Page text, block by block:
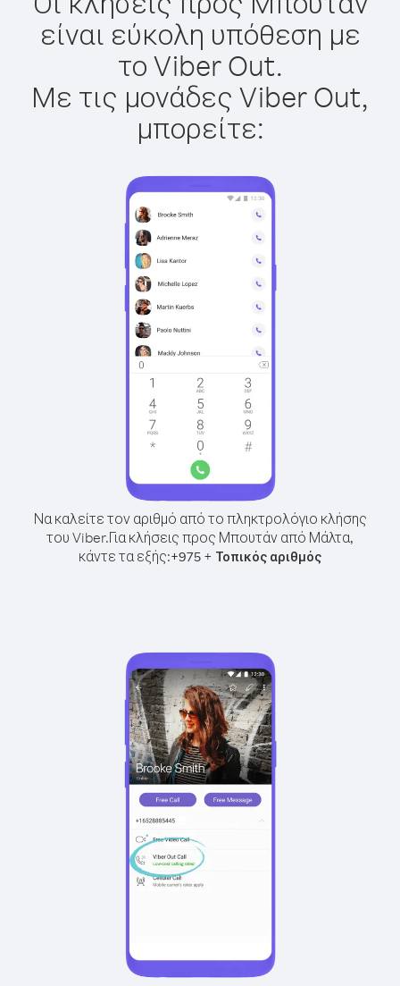
είναι εύκολη υπόθεση με
το Viber Out.
Με τις μονάδες Viber Out,
μπορείτε:
Να καλείτε τον αριθμό από το πληκτρολόγιο κλήσης
του Viber.Για κλήσεις προς Μπουτάν από Μάλτα,
κάντε τα εξής:+975 + Τοπικός αριθμός